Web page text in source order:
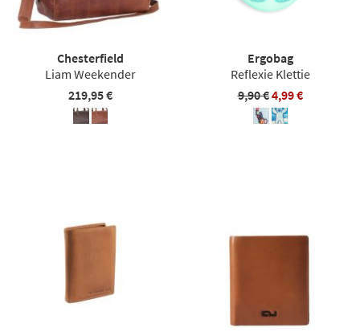
Chesterfield
Liam Weekender
219,95 €
Ergobag
Reflexie Klettie
9,90 €4,99 €